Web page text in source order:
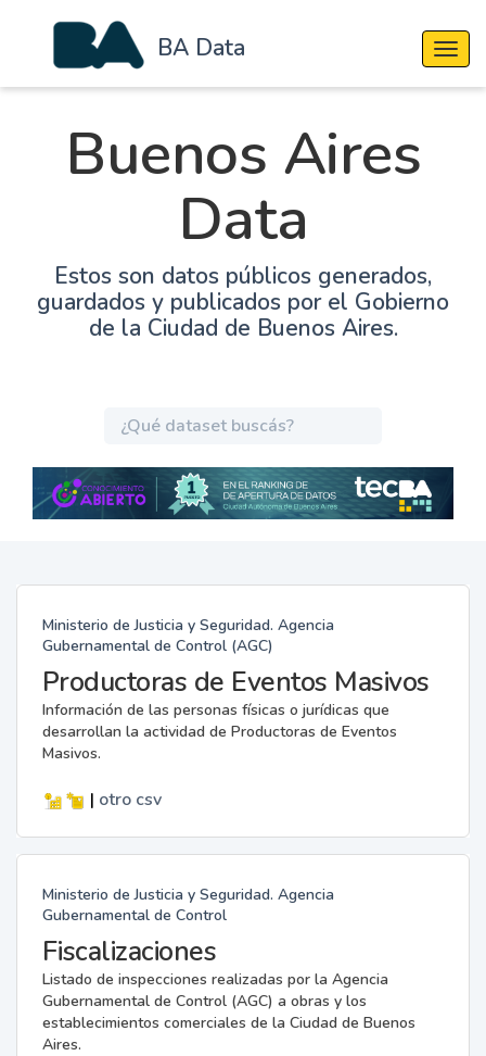
BA Data
Buenos Aires
Data
Estos son datos públicos generados,
guardados y publicados por el Gobierno
de la Ciudad de Buenos Aires.
Ministerio de Justicia y Seguridad. Agencia
Gubernamental de Control (AGC)
Productoras de Eventos Masivos
Información de las personas físicas o jurídicas que
desarrollan la actividad de Productoras de Eventos
Masivos.
| otro csv
Ministerio de Justicia y Seguridad. Agencia
Gubernamental de Control
Fiscalizaciones
Listado de inspecciones realizadas por la Agencia
Gubernamental de Control (AGC) a obras y los
establecimientos comerciales de la Ciudad de Buenos
Aires.